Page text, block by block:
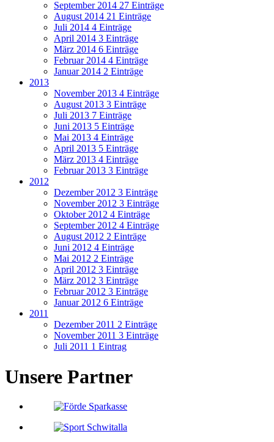
September 2014 27 Einträge
August 2014 21 Einträge
Juli 2014 4 Einträge
April 2014 3 Einträge
März 2014 6 Einträge
Februar 2014 4 Einträge
Januar 2014 2 Einträge
2013
November 2013 4 Einträge
August 2013 3 Einträge
Juli 2013 7 Einträge
Juni 2013 5 Einträge
Mai 2013 4 Einträge
April 2013 5 Einträge
März 2013 4 Einträge
Februar 2013 3 Einträge
2012
Dezember 2012 3 Einträge
November 2012 3 Einträge
Oktober 2012 4 Einträge
September 2012 4 Einträge
August 2012 2 Einträge
Juni 2012 4 Einträge
Mai 2012 2 Einträge
April 2012 3 Einträge
März 2012 3 Einträge
Februar 2012 3 Einträge
Januar 2012 6 Einträge
2011
Dezember 2011 2 Einträge
November 2011 3 Einträge
Juli 2011 1 Eintrag
Unsere Partner